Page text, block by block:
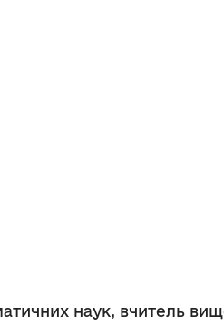
наук, вчитель